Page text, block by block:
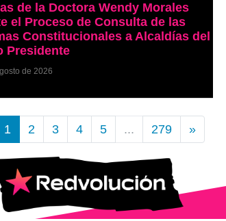
de la Doctora Wendy Morales
el Proceso de Consulta de las
Constitucionales a Alcaldías del
Presidente
de 2026
1 2 3 4 5 ... 279 »